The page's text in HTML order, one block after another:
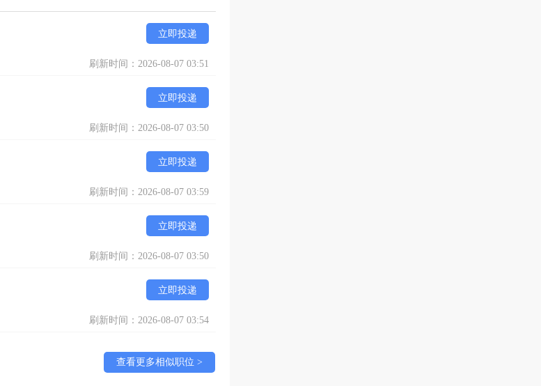
立即投递
刷新时间：2026-08-07 03:51
立即投递
刷新时间：2026-08-07 03:50
立即投递
刷新时间：2026-08-07 03:59
立即投递
刷新时间：2026-08-07 03:50
立即投递
刷新时间：2026-08-07 03:54
查看更多相似职位 >